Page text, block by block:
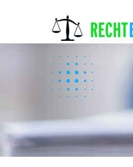
Alle Anwälte